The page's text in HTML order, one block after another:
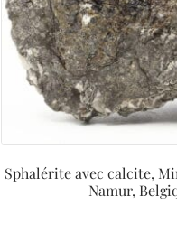
Sphalérite avec calcite,
Namur,